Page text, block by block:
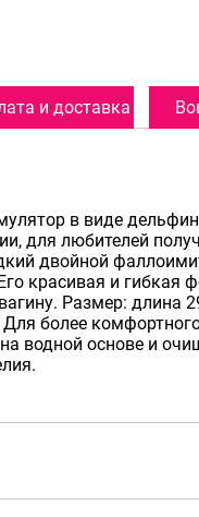
и доставка
в виде
для любителей
двойной
красивая и гибкая
Размер: длина
более
водной основе и